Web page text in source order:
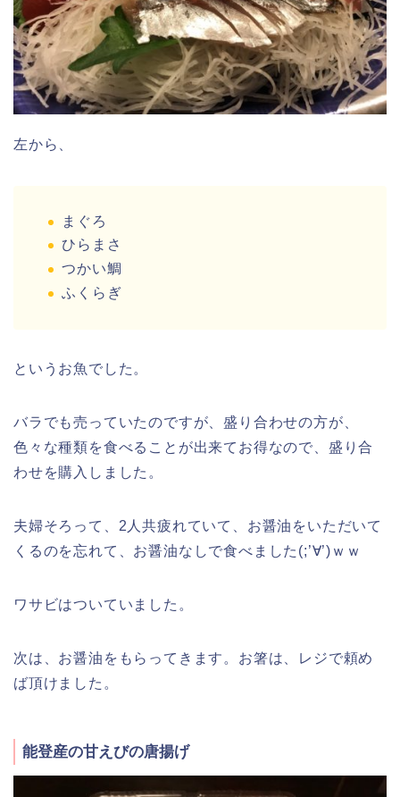
左から、
まぐろ
ひらまさ
つかい鯛
ふくらぎ
というお魚でした。
バラでも売っていたのですが、盛り合わせの方が、
色々な種類を食べることが出来てお得なので、盛り合
わせを購入しました。
夫婦そろって、2人共疲れていて、お醤油をいただいて
くるのを忘れて、お醤油なしで食べました(;’∀’)ｗｗ
ワサビはついていました。
次は、お醤油をもらってきます。お箸は、レジで頼め
ば頂けました。
能登産の甘えびの唐揚げ